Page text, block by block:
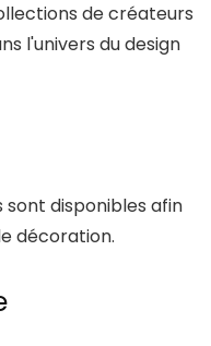
de créateurs
l'univers du design
sont disponibles afin
décoration.